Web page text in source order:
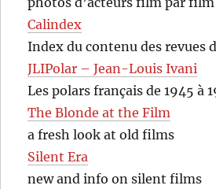
Calindex
Index du contenu des revues
JLIPolar – Jean-Louis Ivani
Les polars français de 1945 à
The Blonde at the Film
a fresh look at old films
Silent Era
new and info on silent films